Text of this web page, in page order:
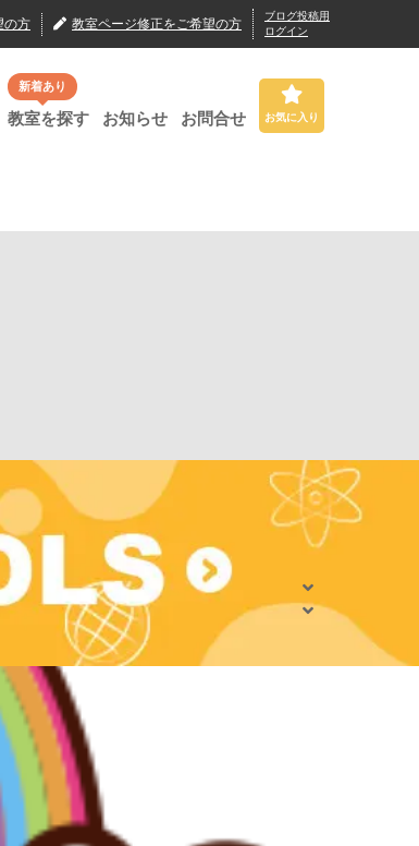
の方 教室ページ修正をご希望の方
ブログ投稿用
ログイン
新着あり
教室を探す お知らせ お問合せ お気に入り